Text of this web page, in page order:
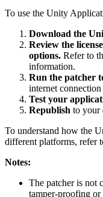
To use the Unity
Download the
Review the
options. Refer to
information.
Run the patcher
internet
Test your
Republish to your
To understand how the
different platforms, refer
Notes:
The patcher is not
tamper-proofing or